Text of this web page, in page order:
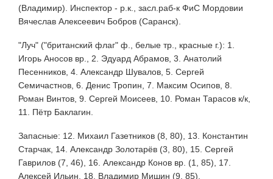
(Владимир). Инспектор - р.к., засл.раб-к ФиС Мордовии
Вячеслав Алексеевич Бобров (Саранск).
"Луч" ("британский флаг" ф., белые тр., красные г.): 1.
Игорь Аносов вр., 2. Эдуард Абрамов, 3. Анатолий
Песенников, 4. Александр Шувалов, 5. Сергей
Семичастнов, 6. Денис Тропин, 7. Максим Осипов, 8.
Роман Винтов, 9. Сергей Моисеев, 10. Роман Тарасов к/к,
11. Пётр Баклагин.
Запасные: 12. Михаил Газетников (8, 80), 13. Константин
Старчак, 14. Александр Золотарёв (3, 80), 15. Сергей
Гаврилов (7, 46), 16. Александр Конов вр. (1, 85), 17.
Алексей Ильин, 18. Владимир Мишин (9, 85).